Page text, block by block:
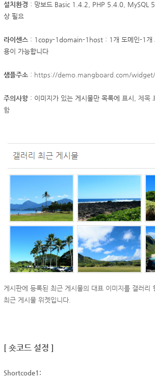
설치환경 : 망보드 Basic 1.4.2, PHP 5.4.0, MySQL
상 필요
라이센스 : 1copy-1domain-1host : 1개 도메인-1개
용이 가능합니다
샘플주소 : https://demo.mangboard.com/widget/
주의사항 : 이미지가 있는 게시물만 목록에 표시, 제목
함
게시판에 등록된 최근 게시물의 대표 이미지를 갤러리
최근 게시물 위젯입니다.
[ 숏코드 설정 ]
Shortcode1: